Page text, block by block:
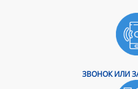
ЗВОНОК ИЛИ